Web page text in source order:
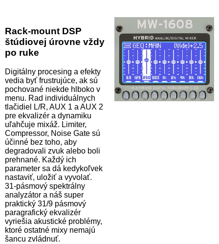
Rack-mount DSP
štúdiovej úrovne vždy
po ruke
Digitálny procesing a efekty
vedia byť frustrujúce, ak sú
pochované niekde hlboko v
menu. Rad individuálnych
tlačidiel L/R, AUX 1 a AUX 2
pre ekvalizér a dynamiku
uľahčuje mixáž. Limiter,
Compressor, Noise Gate sú
účinné bez toho, aby
degradovali zvuk alebo boli
prehnané. Každý ich
parameter sa dá kedykoľvek
nastaviť, uložiť a vyvolať.
31-pásmový spektrálny
analyzátor a náš super
praktický 31/9 pásmový
paragrafický ekvalizér
vyriešia akustické problémy,
ktoré ostatné mixy nemajú
šancu zvládnuť.